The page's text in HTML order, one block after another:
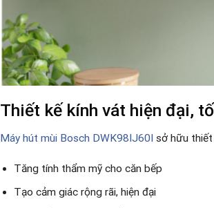
Thiết kế kính vát hiện đại,
Máy hút mùi Bosch DWK98IJ60I sở hữu thiết
Tăng tính thẩm mỹ cho căn bếp
Tạo cảm giác rộng rãi, hiện đại